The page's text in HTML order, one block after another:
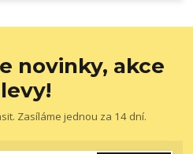
novinky, akce
Zasíláme jednou za 14 dní.